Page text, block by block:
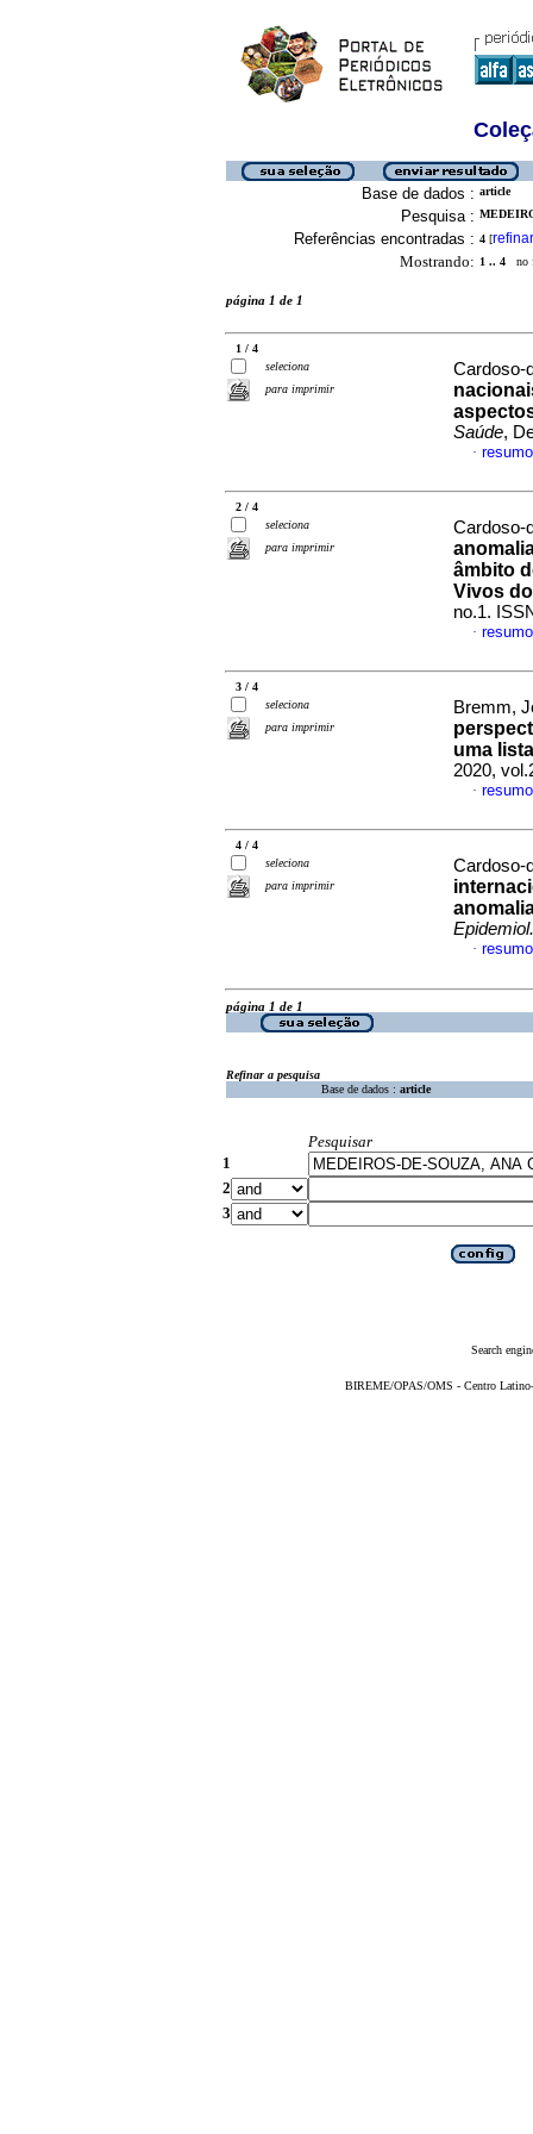
Base de dados : article
Pesquisa :
Referências encontradas : 4 [refinar
Mostrando: 1 .. 4 no
página 1 de 1
1 / 4
seleciona
para imprimir
Cardoso-
Saúde,
·
2 / 4
seleciona
para imprimir
Cardoso-
âmbito
Vivos
no.1.
·
3 / 4
seleciona
para imprimir
Bremm,
uma
2020,
·
4 / 4
seleciona
para imprimir
Cardoso-
·
página 1 de 1
Refinar a pesquisa
Base de dados : article
Pesquisar
1
2
3
Search
BIREME/OPAS/OMS - Centro Latino-